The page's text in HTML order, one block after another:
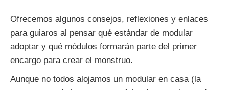
Ofrecemos algunos consejos, reflexiones y enlaces
para guiaros al pensar qué estándar de modular
adoptar y qué módulos formarán parte del primer
encargo para crear el monstruo.
Aunque no todos alojamos un modular en casa (la